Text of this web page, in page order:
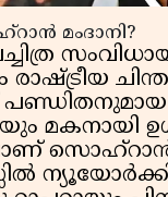
മംദാനി?
പണ്ഡിതനുമായ
മകനായി
സൊഹ്‌റാൻ